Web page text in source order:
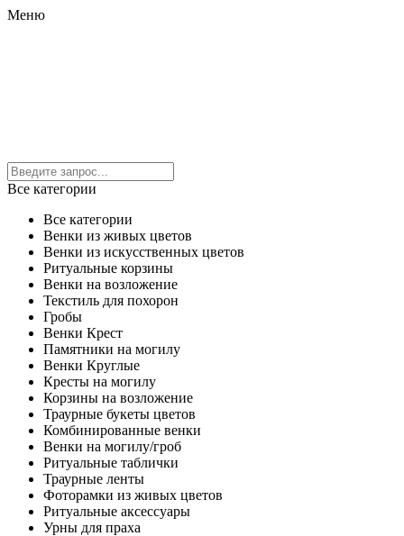
Меню
Все категории
Все категории
Венки из живых цветов
Венки из искусственных цветов
Ритуальные корзины
Венки на возложение
Текстиль для похорон
Гробы
Венки Крест
Памятники на могилу
Венки Круглые
Кресты на могилу
Корзины на возложение
Траурные букеты цветов
Комбинированные венки
Венки на могилу/гроб
Ритуальные таблички
Траурные ленты
Фоторамки из живых цветов
Ритуальные аксессуары
Урны для праха